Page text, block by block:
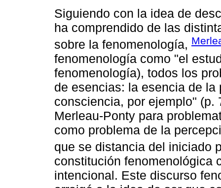
Siguiendo con la idea de
ha comprendido de las
sobre la fenomenología,
fenomenología como "el
fenomenología), todos los
de esencias: la esencia de
consciencia, por ejemplo"
Merleau-Ponty para
como problema de la
que se distancia del iniciado
constitución fenomenológica
intencional. Este discurso